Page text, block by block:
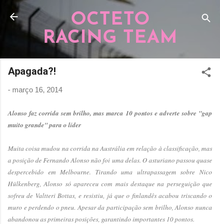
Pular para o conteúdo principal
OCTETO
RACING TEAM
Apagada?!
- março 16, 2014
Alonso faz corrida sem brilho, mas marca 10 pontos e adverte sobre "gap
muito grande" para o líder
Muita coisa mudou na corrida na Austrália em relação à classificação, mas
a posição de Fernando Alonso não foi uma delas. O asturiano passou quase
despercebido em Melbourne. Tirando uma ultrapassagem sobre Nico
Hülkenberg, Alonso só apareceu com mais destaque na perseguição que
sofreu de Valtteri Bottas, e resistiu, já que o finlandês acabou triscando o
muro e perdendo o pneu. Apesar da participação sem brilho, Alonso nunca
abandonou as primeiras posições, garantindo importantes 10 pontos.